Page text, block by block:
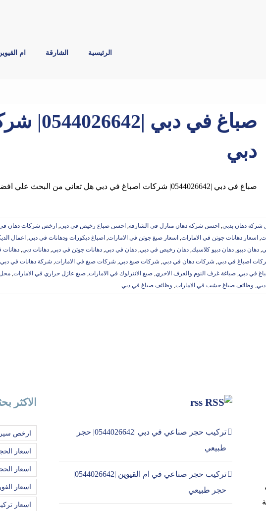
الرئيسية الشارقة ام
صباغ في
دبي
صباغ في دبي |0544026642| شركات اصباغ في دبي هل تعاني من البحث علي افضل صباغ
شركة دهان بدبي, احسن شركة دهان منازل في الشارقة, احسن صباغ رخيص في دبي, ارخص شركات دهان
, اسعار دهانات جوتن في الامارات, اسعار صبغ جوتن في الامارات, اصباغ ديكورات ودهانات في دبي, اعمال
, دهان دبيو, دهان دبيو كلاسيك, دهان رخيص في دبي, دهان في دبي, دهانات جوتن في دبي, دهانات دبي,
اصباغ في دبي, شركات دهان في دبي, شركات صبغ دبي, شركات صبغ في الامارات, شركة دهانات في دبي
في دبي, صباغة غرف النوم والغرف الاخري, صبغ الانترلوك في الامارات, صبغ عازل حراري في الامارات, محل
, وظائف صباغ خشب في الامارات, وظائف صباغ في دبي
rss
تركيب حجر صناعي في دبي |0544026642| حجر
طبيعي
تركيب حجر صناعي في ام القيوين |0544026642|
حجر طبيعي
الاكثر
ارخص
اسعار
اسعار
اسعار
اسعار